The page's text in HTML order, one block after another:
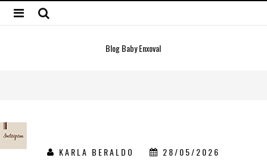
Blog Baby Enxoval
KARLA BERALDO 28/05/2026